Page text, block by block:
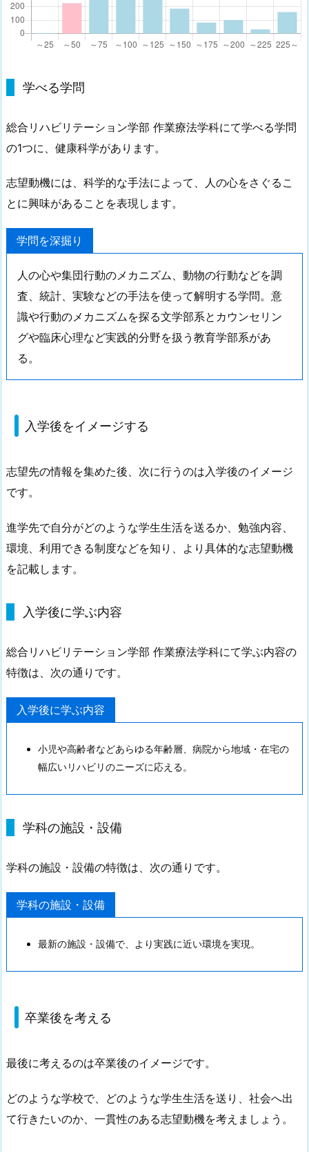
学べる学問
総合リハビリテーション学部 作業療法学科にて学べる学問
の1つに、健康科学があります。
志望動機には、科学的な手法によって、人の心をさぐるこ
とに興味があることを表現します。
学問を深掘り
人の心や集団行動のメカニズム、動物の行動などを調
査、統計、実験などの手法を使って解明する学問。意
識や行動のメカニズムを探る文学部系とカウンセリン
グや臨床心理など実践的分野を扱う教育学部系があ
る。
入学後をイメージする
志望先の情報を集めた後、次に行うのは入学後のイメージ
です。
進学先で自分がどのような学生生活を送るか、勉強内容、
環境、利用できる制度などを知り、より具体的な志望動機
を記載します。
入学後に学ぶ内容
総合リハビリテーション学部 作業療法学科にて学ぶ内容の
特徴は、次の通りです。
入学後に学ぶ内容
小児や高齢者などあらゆる年齢層、病院から地域・在宅の
幅広いリハビリのニーズに応える。
学科の施設・設備
学科の施設・設備の特徴は、次の通りです。
学科の施設・設備
最新の施設・設備で、より実践に近い環境を実現。
卒業後を考える
最後に考えるのは卒業後のイメージです。
どのような学校で、どのような学生生活を送り、社会へ出
て行きたいのか、一貫性のある志望動機を考えましょう。